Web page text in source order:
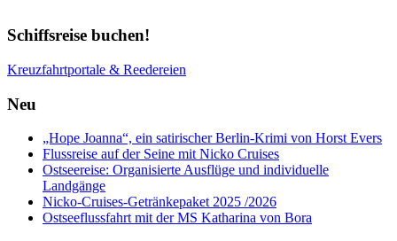
Schiffsreise buchen!
Kreuzfahrtportale & Reedereien
Neu
„Hope Joanna“, ein satirischer Berlin-Krimi von Horst Evers
Flussreise auf der Seine mit Nicko Cruises
Ostseereise: Organisierte Ausflüge und individuelle
Landgänge
Nicko-Cruises-Getränkepaket 2025 /2026
Ostseeflussfahrt mit der MS Katharina von Bora